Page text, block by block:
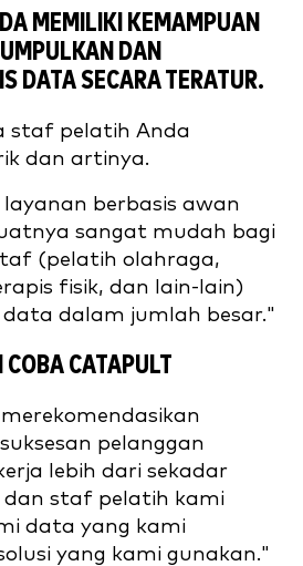
MEMILIKI KEMAMPUAN
DAN
DATA SECARA TERATUR.
staf pelatih Anda
dan artinya.
berbasis awan
sangat mudah bagi
(pelatih olahraga,
fisik, dan lain-lain)
dalam jumlah besar."
COBA CATAPULT
pelanggan
lebih dari sekadar
staf pelatih kami
data yang kami
yang kami gunakan."